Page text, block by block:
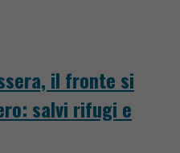
il fronte si
salvi rifugi e